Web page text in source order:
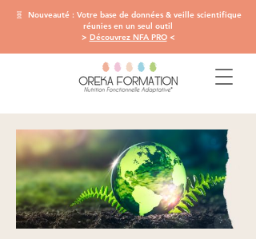
🧬 Nouveauté : Votre base de données & veille scientifique
réunies en un seul outil
> Découvrez NFA PRO<